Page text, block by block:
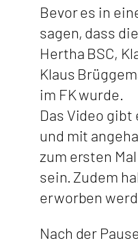
Bevor es in
sagen, dass
Hertha BSC,
Klaus
im FK wurde.
Das Video
und mit
zum ersten
sein. Zudem
erworben
Nach der